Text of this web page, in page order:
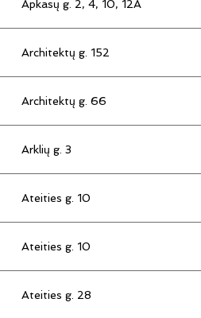
Apkasų g. 2, 4, 10, 12A
Architektų g. 152
Architektų g. 66
Arklių g. 3
Ateities g. 10
Ateities g. 10
Ateities g. 28